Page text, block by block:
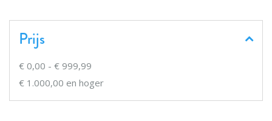
Prijs
€ 0,00 - € 999,99
€ 1.000,00 en hoger